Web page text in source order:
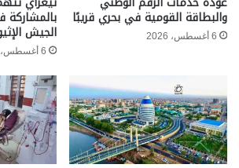
والبطاقة القومية في بحري قريبًا
6 أغسطس، 2026 الجيش
6 أغسطس، 2026